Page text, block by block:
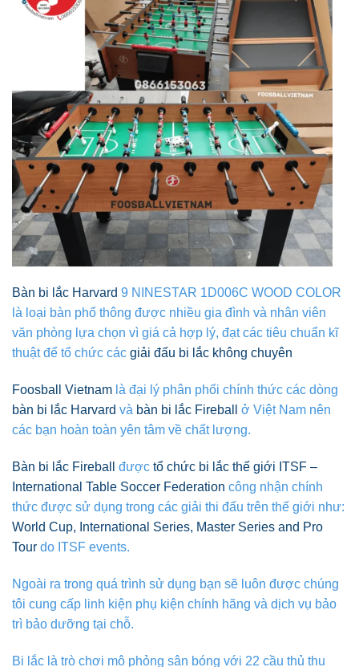
Bàn bi lắc Harvard 9 NINESTAR 1D006C WOOD COLOR
là loại bàn phổ thông được nhiều gia đình và nhân viên
văn phòng lựa chọn vì giá cả hợp lý, đạt các tiêu chuẩn kĩ
thuật để tổ chức các giải đấu bi lắc không chuyên
Foosball Vietnam là đại lý phân phối chính thức các dòng
bàn bi lắc Harvard và bàn bi lắc Fireball
ở Việt Nam nên
các bạn hoàn toàn yên tâm về chất lượng.
Bàn bi lắc Fireball được tổ chức bi lắc thế giới ITSF –
International Table Soccer Federation công nhận chính
thức được sử dụng trong các giải thi đấu trên thế giới như:
World Cup, International Series, Master Series and Pro
Tour do ITSF events.
Ngoài ra trong quá trình sử dụng bạn sẽ luôn được chúng
tôi cung cấp linh kiện phụ kiện chính hãng và dịch vụ bảo
trì bảo dưỡng tại chỗ.
Bi lắc là trò chơi mô phỏng sân bóng với 22 cầu thủ thu